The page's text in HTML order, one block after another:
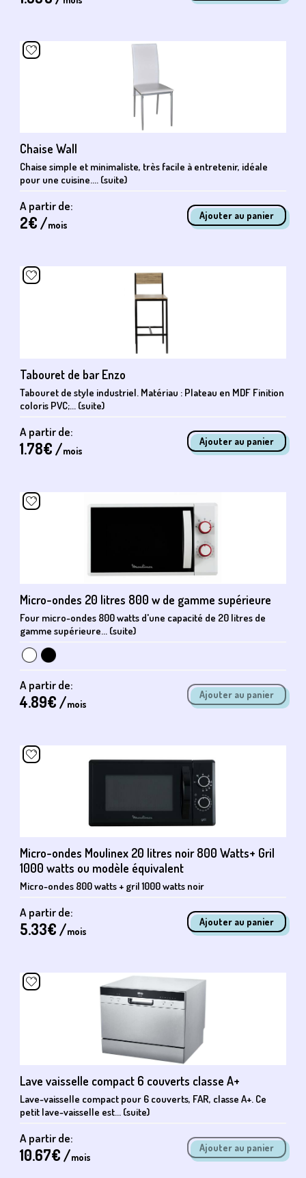
Chaise Wall
Chaise simple et minimaliste, très facile à entretenir, idéale
pour une cuisine.... (suite)
A partir de:
2€ /mois
Tabouret de bar Enzo
Tabouret de style industriel. Matériau : Plateau en MDF Finition
coloris PVC;... (suite)
A partir de:
1.78€ /mois
Micro-ondes 20 litres 800 w de gamme supérieure
Four micro-ondes 800 watts d'une capacité de 20 litres de
gamme supérieure... (suite)
A partir de:
4.89€ /mois
Micro-ondes Moulinex 20 litres noir 800 Watts+ Gril
1000 watts ou modèle équivalent
Micro-ondes 800 watts + gril 1000 watts noir
A partir de:
5.33€ /mois
Lave vaisselle compact 6 couverts classe A+
Lave-vaisselle compact pour 6 couverts, FAR, classe A+. Ce
petit lave-vaisselle est... (suite)
A partir de:
10.67€ /mois